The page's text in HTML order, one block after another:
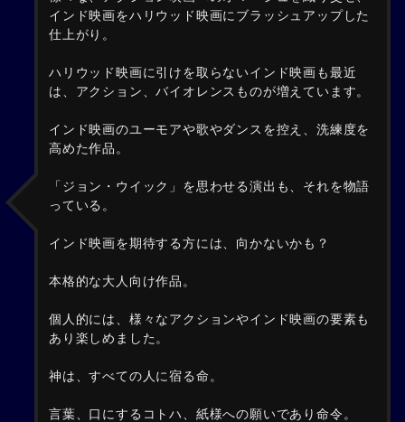
インド映画をハリウッド映画にブラッシュアップした
仕上がり。
ハリウッド映画に引けを取らないインド映画も最近
は、アクション、バイオレンスものが増えています。
インド映画のユーモアや歌やダンスを控え、洗練度を
高めた作品。
「ジョン・ウイック」を思わせる演出も、それを物語
っている。
インド映画を期待する方には、向かないかも？
本格的な大人向け作品。
個人的には、様々なアクションやインド映画の要素も
あり楽しめました。
神は、すべての人に宿る命。
言葉、口にするコトハ、紙様への願いであり命令。